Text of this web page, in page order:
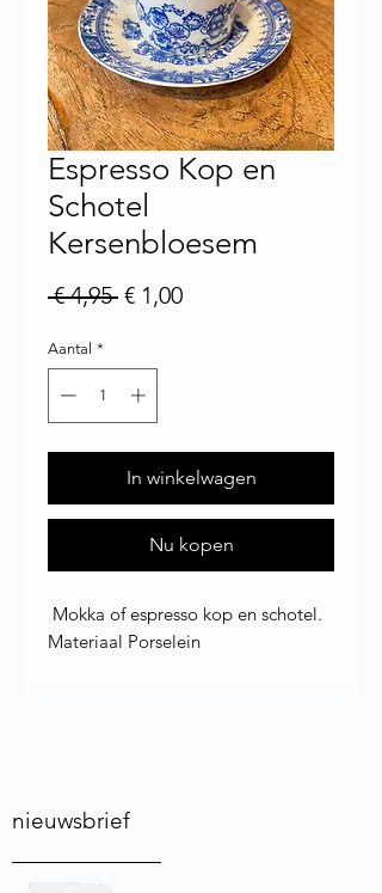
Espresso Kop en
Schotel
Kersenbloesem
€ 4,95 Normale prijs
€ 1,00Verkoopprijs
Aantal *
In winkelwagen
Nu kopen
Mokka of espresso kop en schotel.
Materiaal Porselein
nieuwsbrief